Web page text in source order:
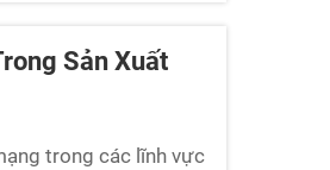
Sản Xuất
trong các lĩnh vực